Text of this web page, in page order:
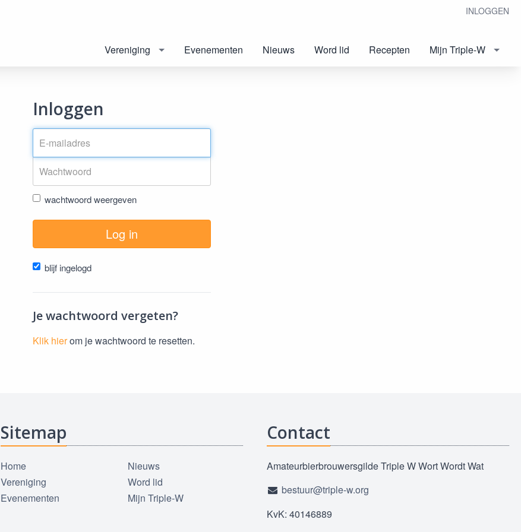
INLOGGEN
Vereniging Evenementen Nieuws Word lid Recepten Mijn Triple-W
Inloggen
wachtwoord weergeven
Log in
blijf ingelogd
Je wachtwoord vergeten?
Klik hierom je wachtwoord te resetten.
Sitemap
Home
Vereniging
Evenementen
Nieuws
Word lid
Mijn Triple-W
Contact
Amateurbierbrouwersgilde Triple W Wort Wordt Wat
bestuur@triple-w.org
KvK: 40146889